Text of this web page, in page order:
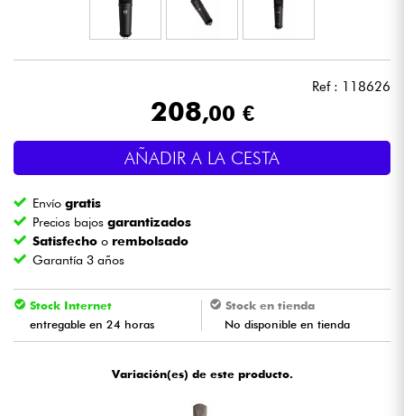
Sistemas de Sonido
Batería y percusión
Vientos
Violines y cuarteto
Ref : 118626
208,00 €
AÑADIR A LA CESTA
Envíogratis
Precios bajosgarantizados
Satisfecho o rembolsado
Garantía 3 años
Stock Internet
entregable en 24 horas
Stock en tienda
No disponible en tienda
Variación(es) de este producto.